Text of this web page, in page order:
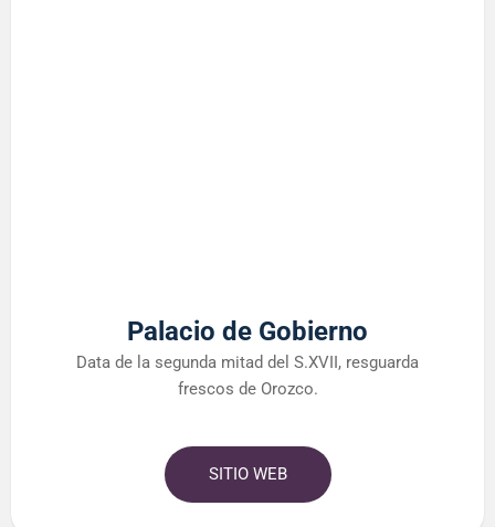
Palacio de Gobierno
Data de la segunda mitad del S.XVII, resguarda
frescos de Orozco.
SITIO WEB